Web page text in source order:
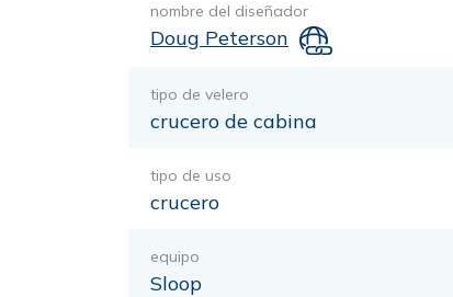
nombre del diseñador
Doug Peterson
tipo de velero
crucero de cabina
tipo de uso
crucero
equipo
Sloop